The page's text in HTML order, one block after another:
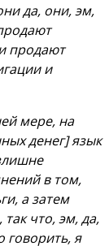
да, они, эм,
продают
и
мере, на
денег] язык
в том,
а затем
так что, эм, да,
говорить, я